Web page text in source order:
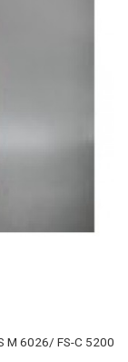
M 6026/ FS-C 5200